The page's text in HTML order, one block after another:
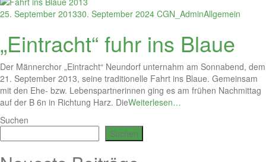
25. September 201330. September 2024 CGN_AdminAllgemein
„Eintracht“ fuhr ins Blaue
Der Männerchor „Eintracht“ Neundorf unternahm am Sonnabend, dem
21. September 2013, seine traditionelle Fahrt ins Blaue. Gemeinsam
mit den Ehe- bzw. Lebenspartnerinnen ging es am frühen Nachmittag
auf der B 6n in Richtung Harz. DieWeiterlesen…
Suchen
Suchen